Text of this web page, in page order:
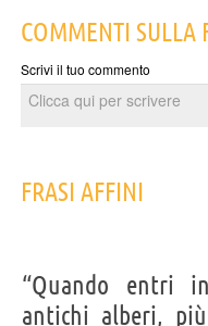
COMMENTI SULLA
Scrivi il tuo commento
FRASI AFFINI
“Quando entri
antichi alberi,